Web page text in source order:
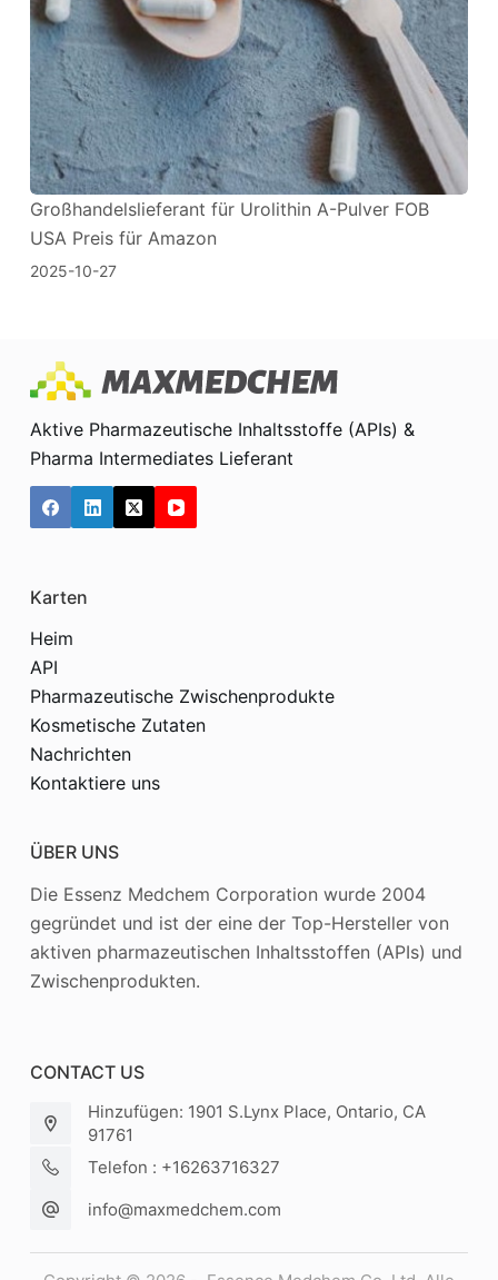
Großhandelslieferant für Urolithin A-Pulver FOB
USA Preis für Amazon
2025-10-27
Aktive Pharmazeutische Inhaltsstoffe (APIs) &
Pharma Intermediates Lieferant
Karten
Heim
API
Pharmazeutische Zwischenprodukte
Kosmetische Zutaten
Nachrichten
Kontaktiere uns
ÜBER UNS
Die Essenz Medchem Corporation wurde 2004
gegründet und ist der eine der Top-Hersteller von
aktiven pharmazeutischen Inhaltsstoffen (APIs) und
Zwischenprodukten.
CONTACT US
Hinzufügen: 1901 S.Lynx Place, Ontario, CA
91761
Telefon : +16263716327
info@maxmedchem.com